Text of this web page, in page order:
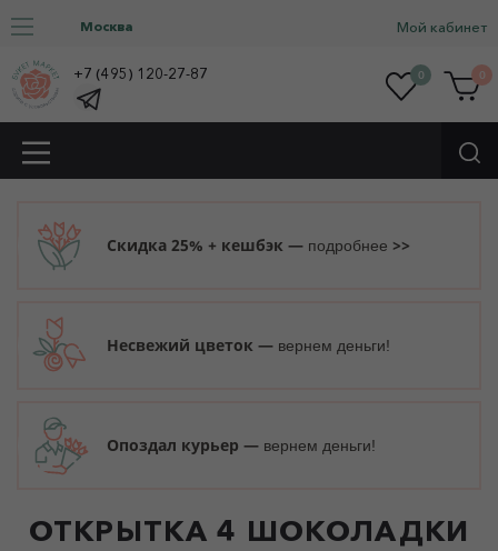
Москва Мой кабинет
+7 (495) 120-27-87 0 0
Скидка 25% + кешбэк — подробнее >>
Несвежий цветок — вернем деньги!
Опоздал курьер — вернем деньги!
ОТКРЫТКА 4 ШОКОЛАДКИ